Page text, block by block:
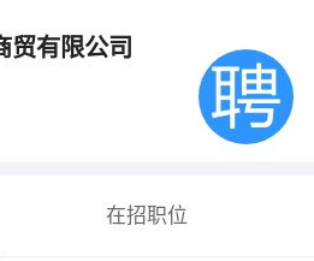
贸有限公司
在招职位